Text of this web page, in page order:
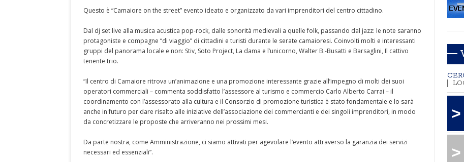
Questo è “Camaiore on the street” evento ideato e organizzato da vari imprenditori del centro cittadino.
Dal dj set live alla musica acustica pop-rock, dalle sonorità medievali a quelle folk, passando dal jazz: le note saranno
protagoniste e compagne “di viaggio” di cittadini e turisti durante le serate camaioresi. Coinvolti molti e interessanti
gruppi del panorama locale e non: Stiv, Soto Project, La dama e l’unicorno, Walter B.-Busatti e Barsaglini, Il cattivo
tenente trio.
“Il centro di Camaiore ritrova un’animazione e una promozione interessante grazie all’impegno di molti dei suoi
operatori commerciali – commenta soddisfatto l’assessore al turismo e commercio Carlo Alberto Carrai – il
coordinamento con l’assessorato alla cultura e il Consorzio di promozione turistica è stato fondamentale e lo sarà
anche in futuro per dare risalto alle iniziative dell’associazione dei commercianti e dei singoli imprenditori, in modo
da concretizzare le proposte che arriveranno nei prossimi mesi.
Da parte nostra, come Amministrazione, ci siamo attivati per agevolare l’evento attraverso la garanzia dei servizi
necessari ed essenziali”.
>
>